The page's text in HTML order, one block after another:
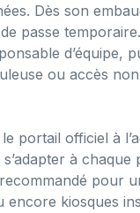
Dès son
passe
d’équipe,
ou accès
portail officiel à
à
pour
encore kiosques